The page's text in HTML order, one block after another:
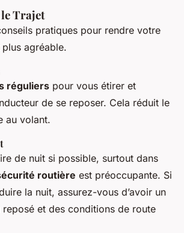
Trajet
pratiques pour rendre votre
agréable.
réguliers pour vous étirer et
de se reposer. Cela réduit le
au volant.
de nuit si possible, surtout dans
routière est préoccupante. Si
la nuit, assurez-vous d’avoir un
et des conditions de route